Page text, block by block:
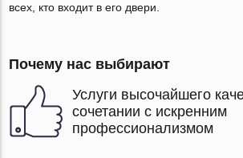
всех, кто входит в его двери.
Почему нас выбирают
Услуги высочайшего
сочетании с искренним
профессионализмом